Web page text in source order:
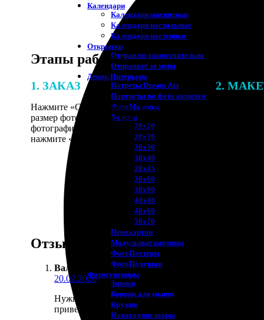
Календари
Календари магнитные
Календари настольные
Календари настенные
Открытки
Отправлю самостоятельно
Отправьте за меня
Декор Интерьера
Потреты Dream Art
Портреты по фото акрилом
ФотоМозаика
Холсты
20х20
20х30
30х30
30х40
20х45
30х60
30х90
40х40
40х60
50х70
Пенокартон
Модульные картины
ФотоПостеры
ФотоПодушки
Фотоcувениры
Значки
Коврик для мыши
Кружки
Новогодние шары
Этапы работы
1. ЗАКАЗ
Нажмите «Сделать заказ», выберите
размер фотографии и тип рамки. Загрузите
фотографии в онлайн-конструктор,
нажмите «Добавить в корзину».
2.
Отзывы
Валера Калашников :
20.02.2026
Нужно было срочно распечатать с десяток
привез ровно в оговоренное время.